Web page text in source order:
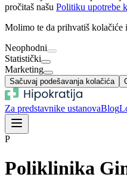
pročitaš našu Politiku upotrebe
Molimo te da prihvatiš kolačiće
Neophodni
Statistički
Marketing
Sačuvaj podešavanja kolačića
Za predstavnike ustanovaBlog
P
Poliklinika